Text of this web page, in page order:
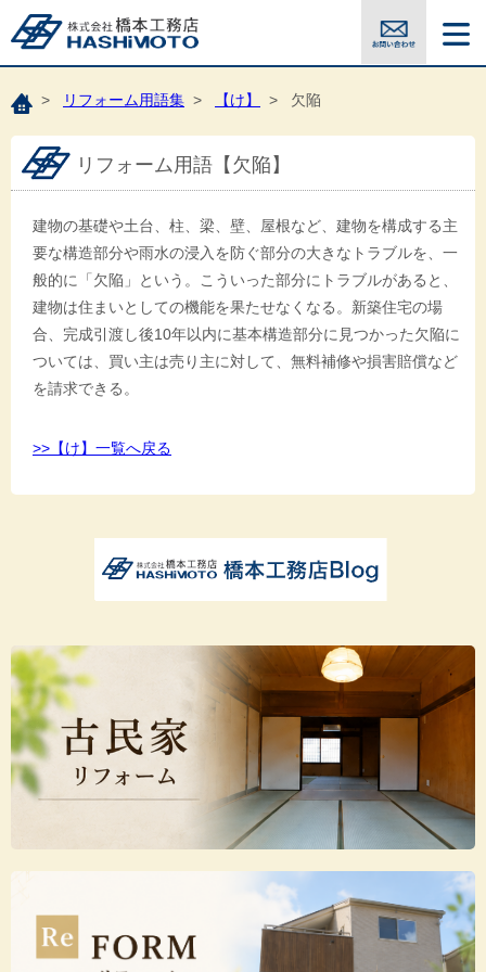
> リフォーム用語集 > 【け】 > 欠陥
リフォーム用語【欠陥】
建物の基礎や土台、柱、梁、壁、屋根など、建物を構成する主
要な構造部分や雨水の浸入を防ぐ部分の大きなトラブルを、一
般的に「欠陥」という。こういった部分にトラブルがあると、
建物は住まいとしての機能を果たせなくなる。新築住宅の場
合、完成引渡し後10年以内に基本構造部分に見つかった欠陥に
ついては、買い主は売り主に対して、無料補修や損害賠償など
を請求できる。
>>【け】一覧へ戻る